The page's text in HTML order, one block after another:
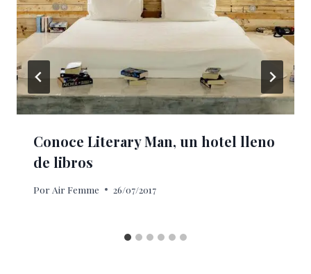
Conoce Literary Man, un hotel lleno
de libros
Por Air Femme 26/07/2017